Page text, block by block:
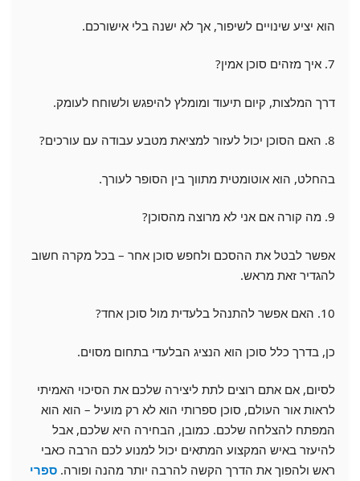
הוא יציע שינויים לשיפור, אך לא ישנה בלי אישורכם.
7. איך מזהים סוכן אמין?
דרך המלצות, קיום תיעוד ומומלץ להיפגש ולשוחח לעומק.
8. האם הסוכן יכול לעזור למציאת מטבע עבודה עם עורכים?
בהחלט, הוא אוטומטית מתווך בין הסופר לעורך.
9. מה קורה אם אני לא מרוצה מהסוכן?
אפשר לבטל את ההסכם ולחפש סוכן אחר – בכל מקרה חשוב
להגדיר זאת מראש.
10. האם אפשר להתנהל בלעדית מול סוכן אחד?
כן, בדרך כלל סוכן הוא הנציג הבלעדי בתחום מסוים.
לסיום, אם אתם רוצים לתת ליצירה שלכם את הסיכוי האמיתי
לראות אור העולם, סוכן ספרותי הוא לא רק מועיל – הוא הוא
המפתח להצלחה שלכם. כמובן, הבחירה היא שלכם, אבל
להיעזר באיש המקצוע המתאים יכול למנוע לכם הרבה כאבי
ראש ולהפוך את הדרך הקשה להרבה יותר מהנה ופורה. ספרי